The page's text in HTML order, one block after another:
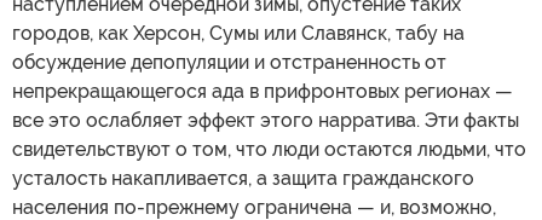
городов, как Херсон, Сумы или Славянск, табу на
обсуждение депопуляции и отстраненность от
непрекращающегося ада в прифронтовых регионах —
все это ослабляет эффект этого нарратива. Эти факты
свидетельствуют о том, что люди остаются людьми, что
усталость накапливается, а защита гражданского
населения по-прежнему ограничена — и, возможно,